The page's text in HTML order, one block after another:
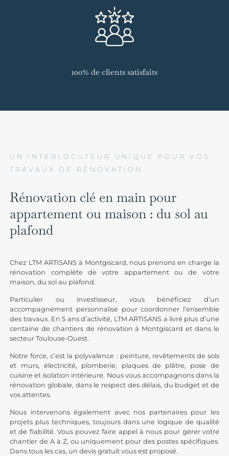
100% de clients satisfaits
UN INTERLOCUTEUR UNIQUE POUR VOS
TRAVAUX DE RÉNOVATION
Rénovation clé en main pour
appartement ou maison : du sol au
plafond
Chez LTM ARTISANS à Montgiscard, nous prenons en charge la
rénovation complète de votre appartement ou de votre
maison, du sol au plafond.
Particulier ou investisseur, vous bénéficiez d’un
accompagnement personnalisé pour coordonner l’ensemble
des travaux. En 5 ans d’activité, LTM ARTISANS a livré plus d’une
centaine de chantiers de rénovation à Montgiscard et dans le
secteur Toulouse-Ouest.
Notre force, c’est la polyvalence : peinture, revêtements de sols
et murs, électricité, plomberie, plaques de plâtre, pose de
cuisine et isolation intérieure. Nous vous accompagnons dans la
rénovation globale, dans le respect des délais, du budget et de
vos attentes.
Nous intervenons également avec nos partenaires pour les
projets plus techniques, toujours dans une logique de qualité
et de fiabilité. Vous pouvez faire appel à nous pour gérer votre
chantier de A à Z, ou uniquement pour des postes spécifiques.
Dans tous les cas, un devis gratuit vous est proposé.